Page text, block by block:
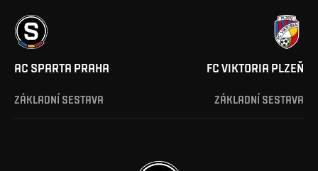
AC SPARTA PRAHA
ZÁKLADNÍ SESTAVA
FC VIKTORIA PLZEŇ
ZÁKLADNÍ SESTAVA